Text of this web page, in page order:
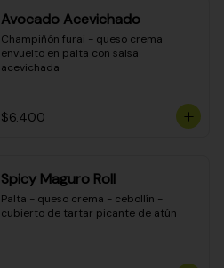
Avocado Acevichado
Champiñón furai - queso crema
envuelto en palta con salsa
acevichada
$6.400
Spicy Maguro Roll
Palta - queso crema - cebollín -
cubierto de tartar picante de atún